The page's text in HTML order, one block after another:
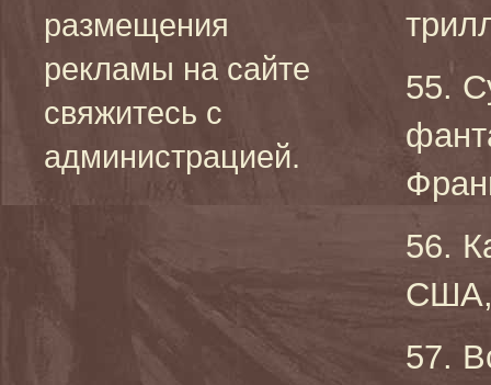
размещения
рекламы на сайте
свяжитесь с
администрацией.
55.
56.
США,
57.